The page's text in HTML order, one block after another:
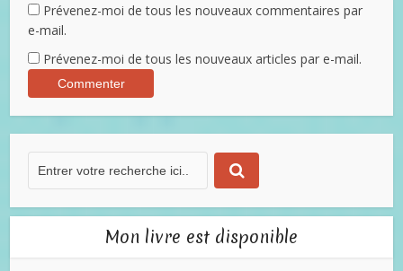
Prévenez-moi de tous les nouveaux commentaires par
e-mail.
Prévenez-moi de tous les nouveaux articles par e-mail.
Mon livre est disponible